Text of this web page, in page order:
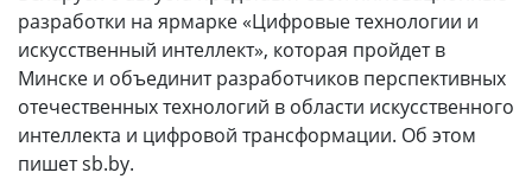
разработки на ярмарке «Цифровые технологии и
искусственный интеллект», которая пройдет в
Минске и объединит разработчиков перспективных
отечественных технологий в области искусственного
интеллекта и цифровой трансформации. Об этом
пишет sb.by.